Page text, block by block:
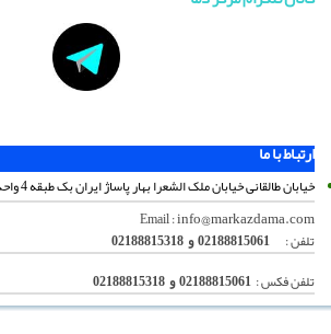
ارتباط با ما
خیابان طالقانی خیابان ملک الشعرا بهار پاساژ ایران بک طبقه 4 واحد 8
Email :info@markazdama.com
تلفن :
02188815061 و 02188815318
تلفن فکس : 02188815061 و 02188815318